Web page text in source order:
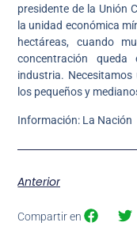
presidente de la Unión
la unidad económica
hectáreas, cuando
concentración
industria.
los pequeños y
Información: La Nación
Anterior
Compartir en